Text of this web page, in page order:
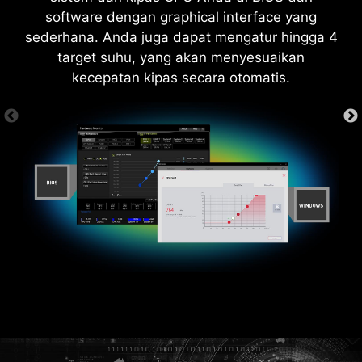
software dengan graphical interface yang
sederhana. Anda juga dapat mengatur hingga 4
target suhu, yang akan menyesuaikan
kecepatan kipas secara otomatis.
LEBIH UNTUK PERFORMA
*Pastikan untuk terhubung dengan internet, atau
Driver Utility Installer tidak akan menyala secara
otomatis.